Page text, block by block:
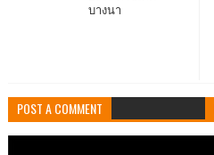
บางนา
POST A COMMENT